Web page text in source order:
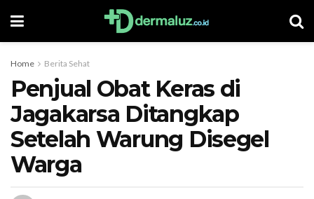
Home Berita Sehat
Penjual Obat Keras di
Jagakarsa Ditangkap
Setelah Warung Disegel
Warga